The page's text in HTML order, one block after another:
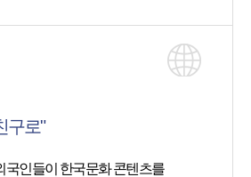
구로"
국인들이 한국문화 콘텐츠를